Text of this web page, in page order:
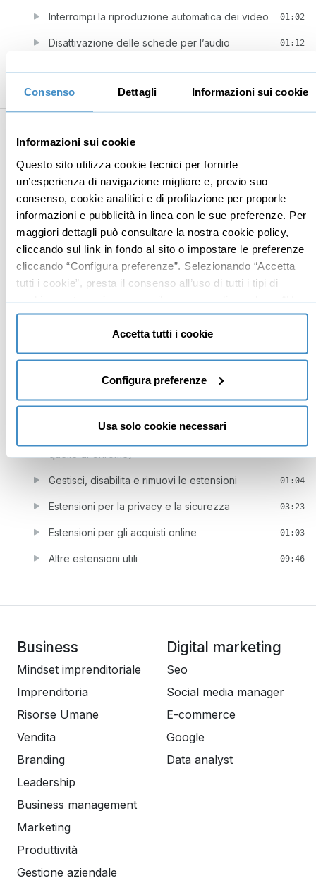
Consenso Dettagli Informazioni sui cookie
Informazioni sui cookie
Questo sito utilizza cookie tecnici per fornirle
un’esperienza di navigazione migliore e, previo suo
consenso, cookie analitici e di profilazione per proporle
informazioni e pubblicità in linea con le sue preferenze. Per
maggiori dettagli può consultare la nostra cookie policy,
cliccando sul link in fondo al sito o impostare le preferenze
cliccando “Configura preferenze”. Selezionando “Accetta
tutti i cookie”, presta il consenso all’uso di tutti i tipi di
cookie mentre può revocare il consenso cliccando su “Usa
solo cookie necessari” e saranno attivati i soli cookie
tecnici necessari al corretto funzionamento del sito.
Accetta tutti i cookie
Configura preferenze
Usa solo cookie necessari
Interrompi la riproduzione automatica dei video 01:02
Disattivazione delle schede per l’audio 01:12
Installare i temi di Chrome in Microsoft Edge 01:48
con meno click
Migliora il focus durante l'esplorazione (modalità
lettura)
Lascia che il Web legga ad alta voce per te
Salvataggio automatico e riempimento automatico04:25
Regolare dimensioni e font del testo
Gestione di webcam e microfoni con Microsoft
Edge
8 Le Estensioni di Edge (e Chrome) di cui
19:31
Cosa sono le estensioni del browser e a cosa
02:23
quelle di Chrome)
01:52
Gestisci, disabilita e rimuovi le estensioni 01:04
Estensioni per la privacy e la sicurezza 03:23
Estensioni per gli acquisti online 01:03
Altre estensioni utili 09:46
Business
Mindset imprenditoriale
Imprenditoria
Risorse Umane
Vendita
Branding
Leadership
Business management
Marketing
Produttività
Gestione aziendale
Digital marketing
Seo
Social media manager
E-commerce
Google
Data analyst